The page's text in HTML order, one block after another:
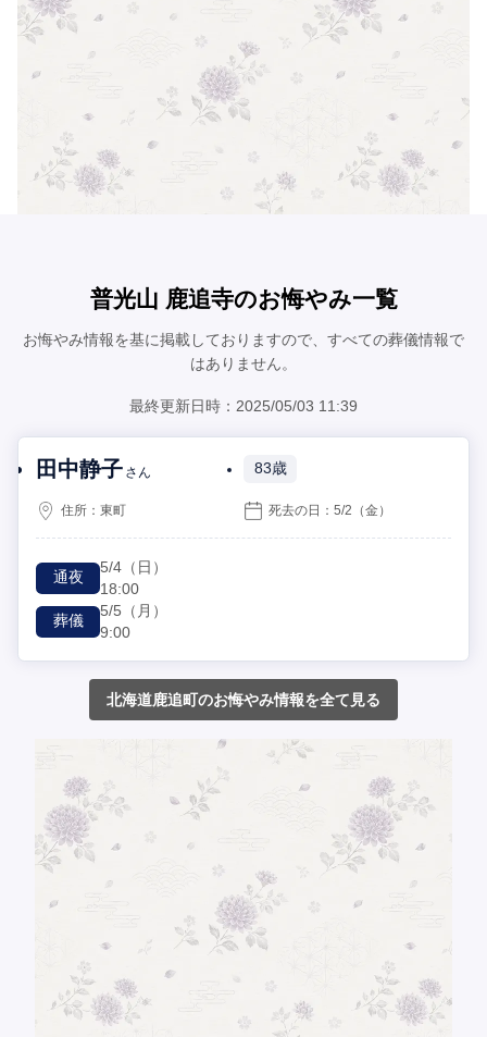
普光山 鹿追寺のお悔やみ一覧
お悔やみ情報を基に掲載しておりますので、すべての葬儀情報で
はありません。
最終更新日時：2025/05/03 11:39
田中静子 さん 83歳
住所：東町 死去の日：5/2 （金）
通夜
5/4 （日）
18:00
葬儀
5/5 （月）
9:00
北海道鹿追町のお悔やみ情報を全て見る